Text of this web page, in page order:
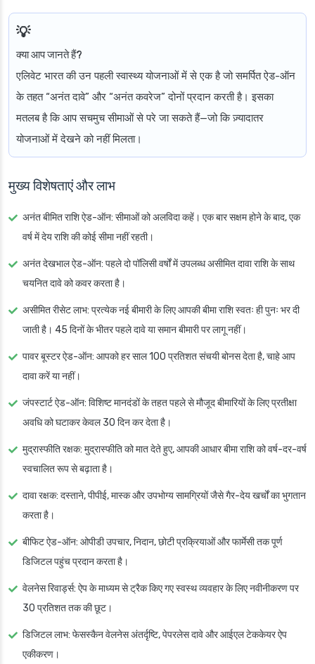
क्या आप जानते हैं?
एलिवेट भारत की उन पहली स्वास्थ्य योजनाओं में से एक है जो समर्पित ऐड-ऑन
के तहत “अनंत दावे” और “अनंत कवरेज” दोनों प्रदान करती है। इसका
मतलब है कि आप सचमुच सीमाओं से परे जा सकते हैं—जो कि ज़्यादातर
योजनाओं में देखने को नहीं मिलता।
मुख्य विशेषताएं और लाभ
अनंत बीमित राशि ऐड-ऑन: सीमाओं को अलविदा कहें। एक बार सक्षम होने के बाद, एक
वर्ष में देय राशि की कोई सीमा नहीं रहती।
अनंत देखभाल ऐड-ऑन: पहले दो पॉलिसी वर्षों में उपलब्ध असीमित दावा राशि के साथ
चयनित दावे को कवर करता है।
असीमित रीसेट लाभ: प्रत्येक नई बीमारी के लिए आपकी बीमा राशि स्वतः ही पुनः भर दी
जाती है। 45 दिनों के भीतर पहले दावे या समान बीमारी पर लागू नहीं।
पावर बूस्टर ऐड-ऑन: आपको हर साल 100 प्रतिशत संचयी बोनस देता है, चाहे आप
दावा करें या नहीं।
जंपस्टार्ट ऐड-ऑन: विशिष्ट मानदंडों के तहत पहले से मौजूद बीमारियों के लिए प्रतीक्षा
अवधि को घटाकर केवल 30 दिन कर देता है।
मुद्रास्फीति रक्षक: मुद्रास्फीति को मात देते हुए, आपकी आधार बीमा राशि को वर्ष-दर-वर्ष
स्वचालित रूप से बढ़ाता है।
दावा रक्षक: दस्ताने, पीपीई, मास्क और उपभोग्य सामग्रियों जैसे गैर-देय खर्चों का भुगतान
करता है।
बीफिट ऐड-ऑन: ओपीडी उपचार, निदान, छोटी प्रक्रियाओं और फार्मेसी तक पूर्ण
डिजिटल पहुंच प्रदान करता है।
वेलनेस रिवार्ड्स: ऐप के माध्यम से ट्रैक किए गए स्वस्थ व्यवहार के लिए नवीनीकरण पर
30 प्रतिशत तक की छूट।
डिजिटल लाभ: फेसस्कैन वेलनेस अंतर्दृष्टि, पेपरलेस दावे और आईएल टेककेयर ऐप
एकीकरण।